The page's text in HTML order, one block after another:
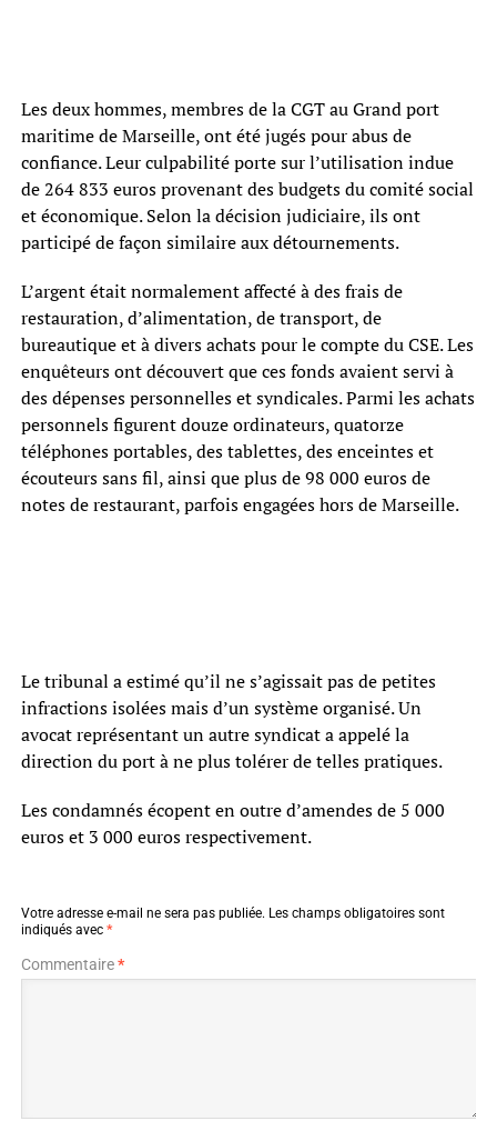
Les deux hommes, membres de la CGT au Grand port
maritime de Marseille, ont été jugés pour abus de
confiance. Leur culpabilité porte sur l’utilisation indue
de 264 833 euros provenant des budgets du comité social
et économique. Selon la décision judiciaire, ils ont
participé de façon similaire aux détournements.
L’argent était normalement affecté à des frais de
restauration, d’alimentation, de transport, de
bureautique et à divers achats pour le compte du CSE. Les
enquêteurs ont découvert que ces fonds avaient servi à
des dépenses personnelles et syndicales. Parmi les achats
personnels figurent douze ordinateurs, quatorze
téléphones portables, des tablettes, des enceintes et
écouteurs sans fil, ainsi que plus de 98 000 euros de
notes de restaurant, parfois engagées hors de Marseille.
Le tribunal a estimé qu’il ne s’agissait pas de petites
infractions isolées mais d’un système organisé. Un
avocat représentant un autre syndicat a appelé la
direction du port à ne plus tolérer de telles pratiques.
Les condamnés écopent en outre d’amendes de 5 000
euros et 3 000 euros respectivement.
Votre adresse e-mail ne sera pas publiée. Les champs obligatoires sont
indiqués avec *
Commentaire*